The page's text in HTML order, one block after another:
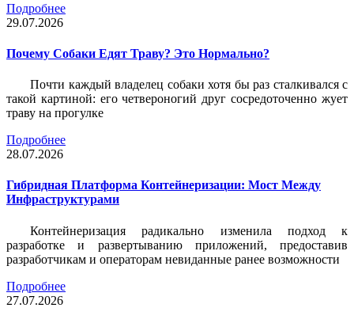
Подробнее
29.07.2026
Почему Собаки Едят Траву? Это Нормально?
Почти каждый владелец собаки хотя бы раз сталкивался с
такой картиной: его четвероногий друг сосредоточенно жует
траву на прогулке
Подробнее
28.07.2026
Гибридная Платформа Контейнеризации: Мост Между
Инфраструктурами
Контейнеризация радикально изменила подход к
разработке и развертыванию приложений, предоставив
разработчикам и операторам невиданные ранее возможности
Подробнее
27.07.2026